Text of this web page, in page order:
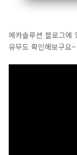
메카솔루션 블로그
유무도 확인해보구요~